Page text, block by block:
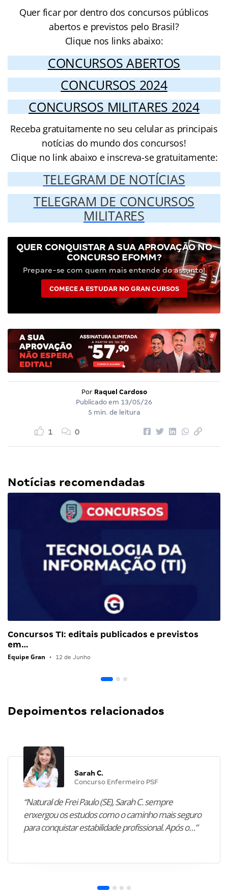
Quer ficar por dentro dos concursos públicos
abertos e previstos pelo Brasil?
Clique nos links abaixo:
CONCURSOS ABERTOS
CONCURSOS 2024
CONCURSOS MILITARES 2024
Receba gratuitamente no seu celular as principais
notícias do mundo dos concursos!
Clique no link abaixo e inscreva-se gratuitamente:
TELEGRAM DE NOTÍCIAS
TELEGRAM DE CONCURSOS
MILITARES
QUER CONQUISTAR A SUA APROVAÇÃO NO
CONCURSO EFOMM?
Prepare-se com quem mais entende do assunto!
COMECE A ESTUDAR NO GRAN CURSOS
Por Raquel Cardoso
Publicado em 13/05/26
5 min. de leitura
1 0
Notícias recomendadas
Concursos TI: editais publicados e previstos
em…
Equipe Gran • 12 de Junho
Depoimentos relacionados
Sarah C.
Concurso Enfermeiro PSF
“Natural de Frei Paulo (SE), Sarah C. sempre
enxergou os estudos como o caminho mais seguro
para conquistar estabilidade profissional. Após o…”